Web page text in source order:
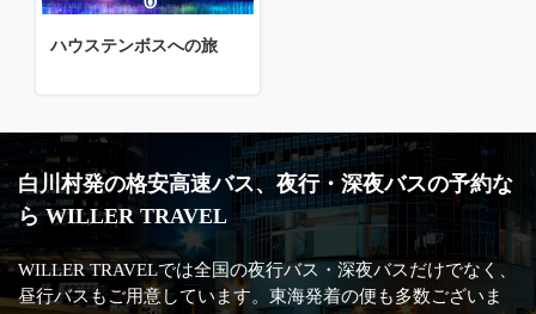
ハウステンボスへの旅
白川村発の格安高速バス、夜行・深夜バスの予約な
ら WILLER TRAVEL
WILLER TRAVELでは全国の夜行バス・深夜バスだけでなく、
昼行バスもご用意しています。東海発着の便も多数ございま